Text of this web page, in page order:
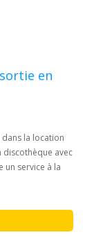
en
la location
discothèque avec
un service à la